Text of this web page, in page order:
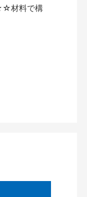
材料で構